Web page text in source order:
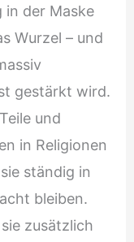
in der Maske
Wurzel – und
gestärkt wird.
und
in Religionen
ständig in
bleiben.
zusätzlich